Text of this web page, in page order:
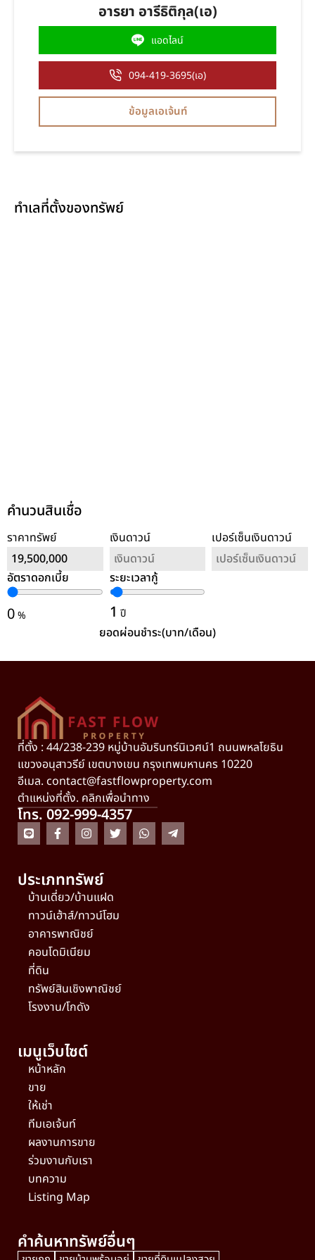
อารยา อารีธิติกุล(เอ)
แอดไลน์
094-419-3695(เอ)
ข้อมูลเอเจ้นท์
ทำเลที่ตั้งของทรัพย์
คำนวนสินเชื่อ
ราคาทรัพย์ เงินดาวน์ เปอร์เซ็นเงินดาวน์
อัตราดอกเบี้ย
0%
ระยะเวลากู้
1 ปี
ยอดผ่อนชำระ(บาท/เดือน)
ที่ตั้ง : 44/238-239 หมู่บ้านอัมรินทร์นิเวศน์1 ถนนพหลโยธิน
แขวงอนุสาวรีย์ เขตบางเขน กรุงเทพมหานคร 10220
อีเมล. contact@fastflowproperty.com
ตำแหน่งที่ตั้ง. คลิกเพื่อนำทาง
โทร. 092-999-4357
ประเภททรัพย์
บ้านเดี่ยว/บ้านแฝด
ทาวน์เฮ้าส์/ทาวน์โฮม
อาคารพาณิชย์
คอนโดมิเนียม
ที่ดิน
ทรัพย์สินเชิงพาณิชย์
โรงงาน/โกดัง
เมนูเว็บไซต์
หน้าหลัก
ขาย
ให้เช่า
ทีมเอเจ้นท์
ผลงานการขาย
ร่วมงานกับเรา
บทความ
Listing Map
คำค้นหาทรัพย์อื่นๆ